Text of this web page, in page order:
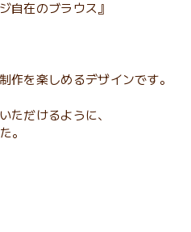
自在のブラウス』
作を楽しめるデザインです。
ただけるように、
。